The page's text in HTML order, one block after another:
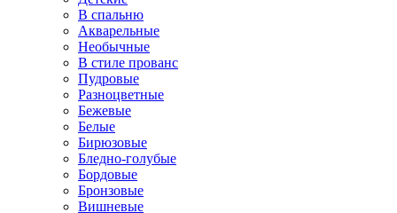
В спальню
Акварельные
Необычные
В стиле прованс
Пудровые
Разноцветные
Бежевые
Белые
Бирюзовые
Бледно-голубые
Бордовые
Бронзовые
Вишневые